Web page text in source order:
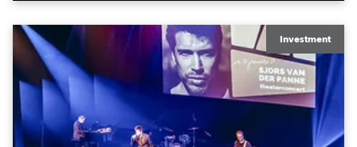
Washington DC.
Investment